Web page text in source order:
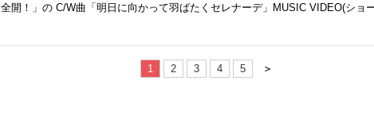
開！」の C/W曲「明日に向かって羽ばたくセレナーデ」MUSIC VIDEO(ショ
1 2 3 4 5 ＞